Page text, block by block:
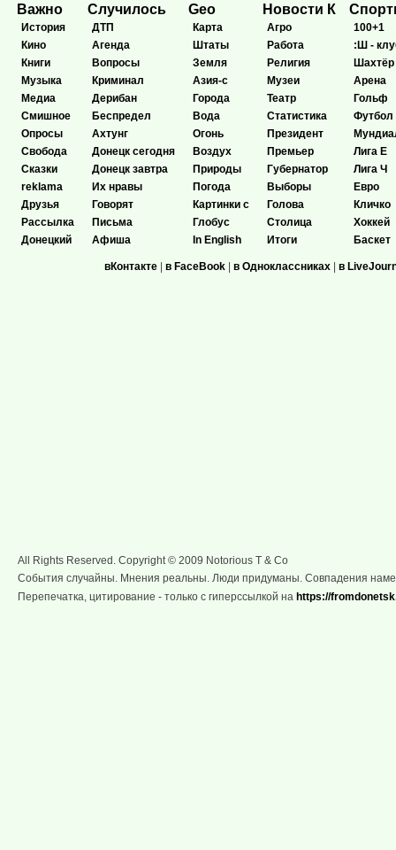
Важно
История
Кино
Книги
Музыка
Медиа
Смишное
Опросы
Свобода
Сказки
reklama
Друзья
Рассылка
Донецкий
Случилось
ДТП
Агенда
Вопросы
Криминал
Дерибан
Беспредел
Ахтунг
Донецк сегодня
Донецк завтра
Их нравы
Говорят
Письма
Афиша
Geo
Карта
Штаты
Земля
Азия-с
Города
Вода
Огонь
Воздух
Природы
Погода
Картинки с
Глобус
In English
Новости К
Агро
Работа
Религия
Музеи
Театр
Статистика
Президент
Премьер
Губернатор
Выборы
Голова
Столица
Итоги
100+1
:Ш -
Шахтёр
Арена
Гольф
Футбол
Лига Е
Лига Ч
Евро
Кличко
Хоккей
Баскет
вКонтакте | в FaceBook | в Одноклассниках | в
All Rights Reserved. Copyright © 2009 Notorious T & Co
События случайны. Мнения реальны. Люди придуманы. Совпадения
Перепечатка, цитирование - только с гиперссылкой на https://